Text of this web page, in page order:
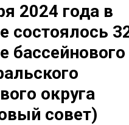
2024 года в
состоялось
бассейнового
округа
совет)